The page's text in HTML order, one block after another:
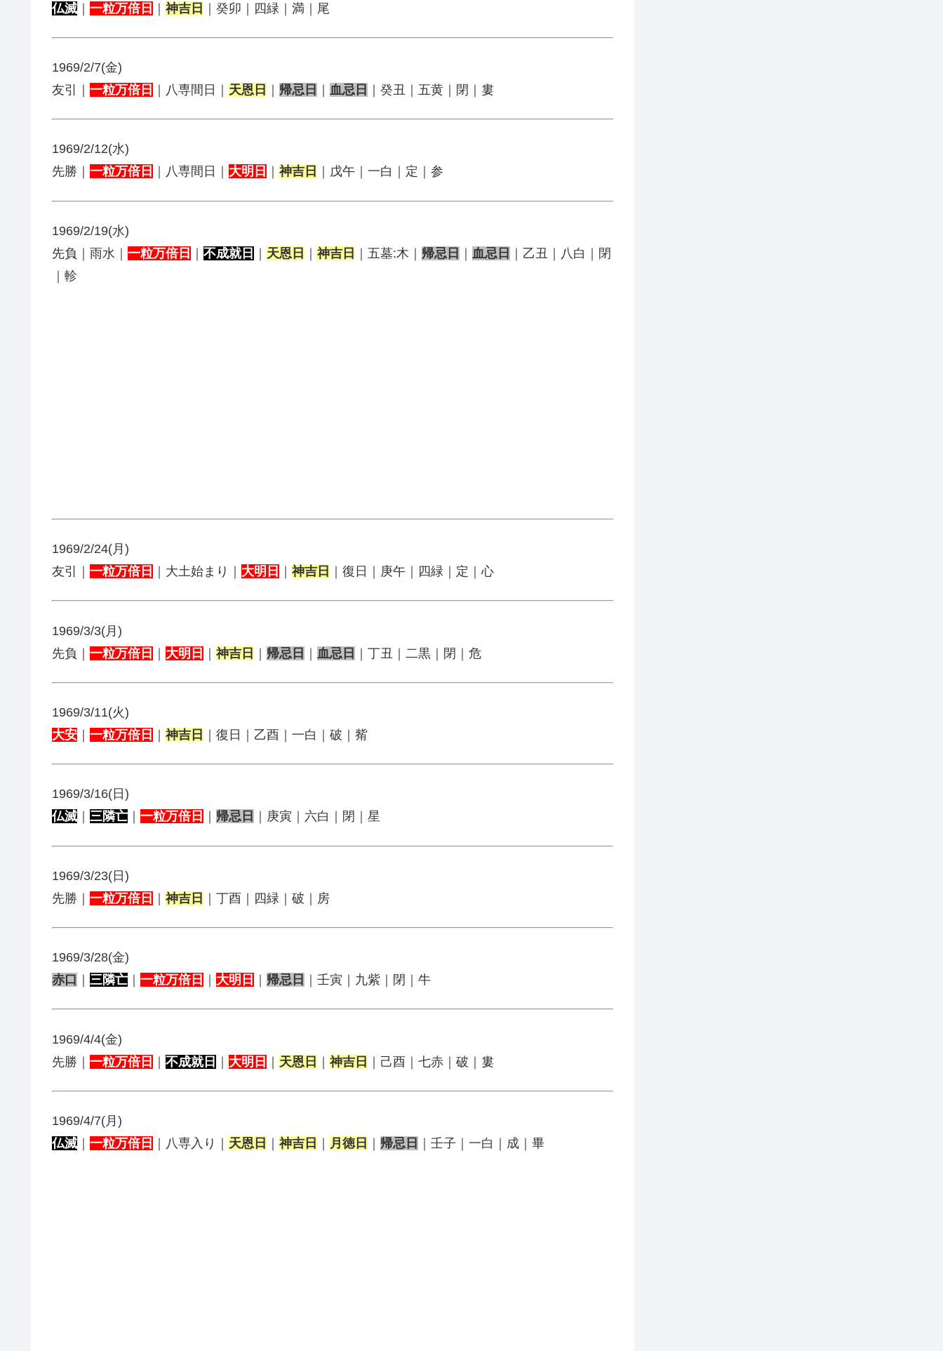
仏滅 ｜ 一粒万倍日 ｜ 神吉日 ｜癸卯｜四緑｜満｜尾
1969/2/7(金)
友引｜ 一粒万倍日 ｜八専間日｜ 天恩日 ｜ 帰忌日 ｜ 血忌日 ｜癸丑｜五黄｜閉｜婁
1969/2/12(水)
先勝｜ 一粒万倍日 ｜八専間日｜ 大明日 神吉日 ｜戊午｜一白｜定｜参
1969/2/19(水)
先負｜雨水｜ 一粒万倍日 ｜ 不成就日 ｜ 天恩日 ｜ 神吉日 ｜五墓:木｜ 帰忌日 ｜ 血忌日 ｜乙丑｜八白｜閉
｜軫
1969/2/24(月)
友引｜ 一粒万倍日 ｜大土始まり｜ 大明日 神吉日 ｜復日｜庚午｜四緑｜定｜心
1969/3/3(月)
先負｜ 一粒万倍日 ｜ 大明日 ｜ 神吉日 ｜ 帰忌日 ｜ 血忌日 ｜丁丑｜二黒｜閉｜危
1969/3/11(火)
大安
一粒万倍日 神吉日 ｜復日｜乙酉｜一白｜破｜觜
1969/3/16(日)
仏滅
三隣亡 一粒万倍日 帰忌日 ｜庚寅｜六白｜閉｜星
1969/3/23(日)
先勝｜ 一粒万倍日 ｜ 神吉日 ｜丁酉｜四緑｜破｜房
1969/3/28(金)
赤口
三隣亡 一粒万倍日 大明日 帰忌日 ｜壬寅｜九紫｜閉｜牛
1969/4/4(金)
先勝｜ 一粒万倍日 ｜ 不成就日 ｜ 大明日 ｜ 天恩日 ｜ 神吉日 ｜己酉｜七赤｜破｜婁
1969/4/7(月)
仏滅 ｜ 一粒万倍日 ｜八専入り｜ 天恩日 ｜ 神吉日 ｜ 月徳日 ｜ 帰忌日 ｜壬子｜一白｜成｜畢